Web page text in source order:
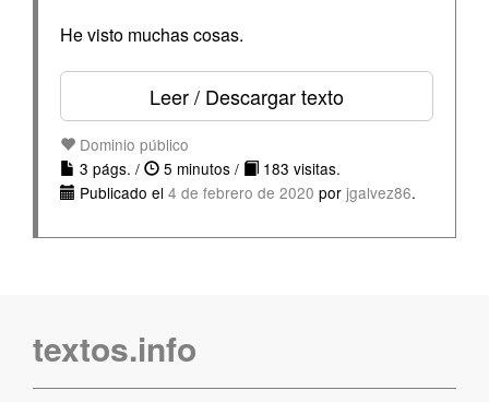
He visto muchas cosas.
Leer / Descargar texto
Dominio público
3 págs. /
5 minutos /
183 visitas.
Publicado el 4 de febrero de 2020 por jgalvez86.
textos.info